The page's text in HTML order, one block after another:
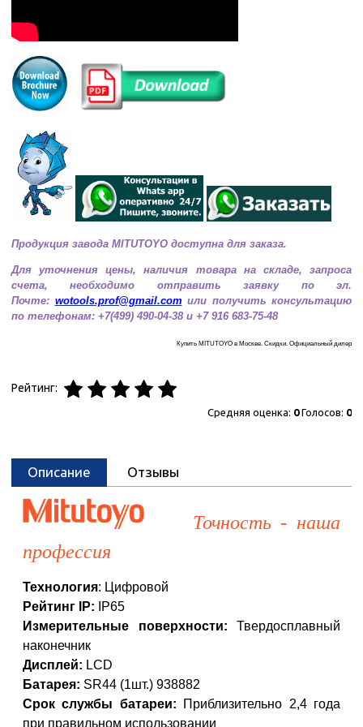
Продукция завода MITUTOYO доступна для заказа.
Для уточнения цены, наличия товара на складе, запроса
счета, необходимо
отправить заявку по эл.
Почте: wotools.prof@gmail.com или получить консультацию
по телефонам: +7(499) 490-04-38 и +7 916 683-75-48
Купить MITUTOYO в Москве. Скидки. Официальный дилер
Рейтинг:
Средняя оценка: 0Голосов: 0
Описание Отзывы
Точность - наша
профессия
Технология: Цифровой
Рейтинг IP: IP65
Измерительные поверхности: Твердосплавный
наконечник
Дисплей: LCD
Батарея: SR44 (1шт.) 938882
Срок службы батареи: Приблизительно 2,4 года
при правильном использовании